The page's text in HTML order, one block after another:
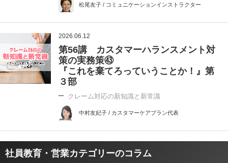
松尾友子 / コミュニケーションインストラクター
2026.06.12
第56講 カスタマーハランスメント対
策の実務策㊸
『これを棄てろっていうことか！』第
３部
クレーム対応の新知識と新常識
中村友妃子 / カスタマーケアプラン代表
社員教育・営業カテゴリーのコラム